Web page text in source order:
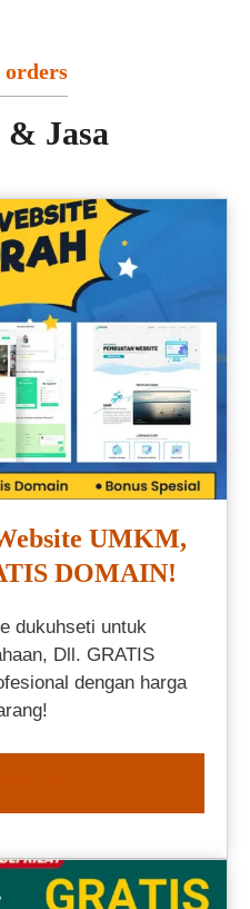
orders
Jasa
UMKM,
DOMAIN!
dukuhseti untuk
Dll. GRATIS
dengan harga